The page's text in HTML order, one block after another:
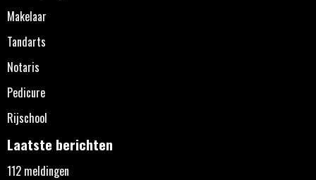
Makelaar
Tandarts
Notaris
Pedicure
Rijschool
Laatste berichten
112 meldingen